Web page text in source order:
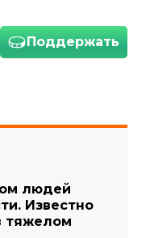
Поддержать
людей
Известно
тяжелом